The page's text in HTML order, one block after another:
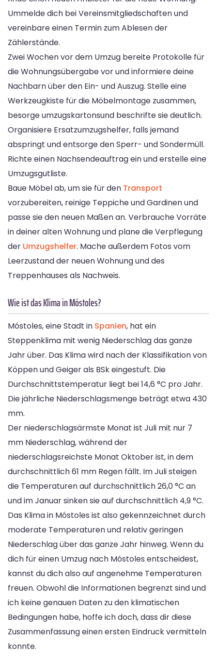
Ummelde dich bei Vereinsmitgliedschaften und
vereinbare einen Termin zum Ablesen der
Zählerstände.
Zwei Wochen vor dem Umzug bereite Protokolle für
die Wohnungsübergabe vor und informiere deine
Nachbarn über den Ein- und Auszug. Stelle eine
Werkzeugkiste für die Möbelmontage zusammen,
besorge umzugskartonsund beschrifte sie deutlich.
Organisiere Ersatzumzugshelfer, falls jemand
abspringt und entsorge den Sperr- und Sondermüll.
Richte einen Nachsendeauftrag ein und erstelle eine
Umzugsgutliste.
Baue Möbel ab, um sie für den Transport
vorzubereiten, reinige Teppiche und Gardinen und
passe sie den neuen Maßen an. Verbrauche Vorräte
in deiner alten Wohnung und plane die Verpflegung
der Umzugshelfer. Mache außerdem Fotos vom
Leerzustand der neuen Wohnung und des
Treppenhauses als Nachweis.
Wie ist das Klima in Móstoles?
Móstoles, eine Stadt in Spanien, hat ein
Steppenklima mit wenig Niederschlag das ganze
Jahr über. Das Klima wird nach der Klassifikation von
Köppen und Geiger als BSk eingestuft. Die
Durchschnittstemperatur liegt bei 14,6 °C pro Jahr.
Die jährliche Niederschlagsmenge beträgt etwa 430
mm.
Der niederschlagsärmste Monat ist Juli mit nur 7
mm Niederschlag, während der
niederschlagsreichste Monat Oktober ist, in dem
durchschnittlich 61 mm Regen fällt. Im Juli steigen
die Temperaturen auf durchschnittlich 26,0 °C an
und im Januar sinken sie auf durchschnittlich 4,9 °C.
Das Klima in Móstoles ist also gekennzeichnet durch
moderate Temperaturen und relativ geringen
Niederschlag über das ganze Jahr hinweg. Wenn du
dich für einen Umzug nach Móstoles entscheidest,
kannst du dich also auf angenehme Temperaturen
freuen. Obwohl die Informationen begrenzt sind und
ich keine genauen Daten zu den klimatischen
Bedingungen habe, hoffe ich doch, dass dir diese
Zusammenfassung einen ersten Eindruck vermitteln
konnte.